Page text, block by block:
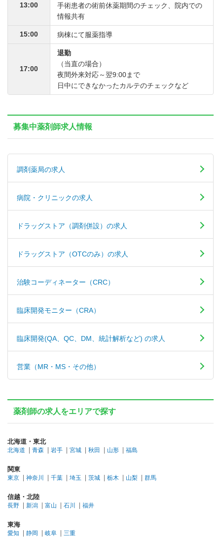
13:00
手術患者の術前休薬期間のチェック、院内での
情報共有
15:00 病棟にて服薬指導
17:00
退勤
（当直の場合）
夜間外来対応～翌9:00まで
日中にできなかったカルテのチェックなど
募集中薬剤師求人情報
調剤薬局の求人
病院・クリニックの求人
ドラッグストア（調剤併設）の求人
ドラッグストア（OTCのみ）の求人
治験コーディネーター（CRC）
臨床開発モニター（CRA）
臨床開発(QA、QC、DM、統計解析など) の求人
営業（MR・MS・その他）
薬剤師の求人をエリアで探す
北海道・東北
北海道 青森 岩手 宮城 秋田 山形 福島
関東
東京 神奈川 千葉 埼玉 茨城 栃木 山梨 群馬
信越・北陸
長野 新潟 富山 石川 福井
東海
愛知 静岡 岐阜 三重